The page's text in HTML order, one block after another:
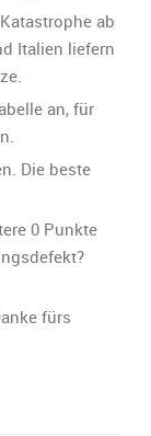
ab
Italien liefern
an, für
Die beste
0 Punkte
fürs